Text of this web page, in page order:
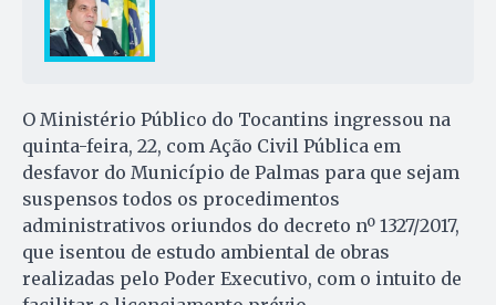
O Ministério Público do Tocantins ingressou na
quinta-feira, 22, com Ação Civil Pública em
desfavor do Município de Palmas para que sejam
suspensos todos os procedimentos
administrativos oriundos do decreto nº 1327/2017,
que isentou de estudo ambiental de obras
realizadas pelo Poder Executivo, com o intuito de